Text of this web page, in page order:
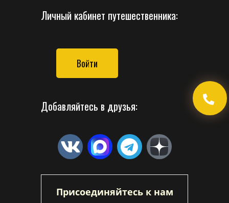
Личный кабинет путешественника:
Войти
Добавляйтесь в друзья:
Присоединяйтесь к нам